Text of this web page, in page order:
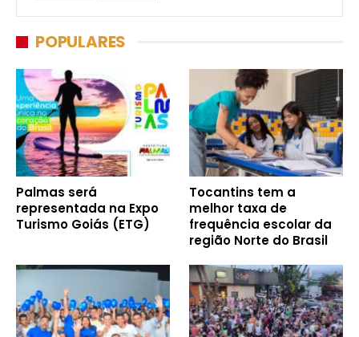
POPULARES
Palmas será
representada na Expo
Turismo Goiás (ETG)
Tocantins tem a
melhor taxa de
frequência escolar da
região Norte do Brasil